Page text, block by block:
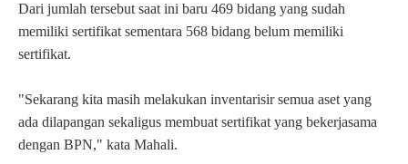
Dari jumlah tersebut saat ini baru 469 bidang yang sudah
memiliki sertifikat sementara 568 bidang belum memiliki
sertifikat.
"Sekarang kita masih melakukan inventarisir semua aset yang
ada dilapangan sekaligus membuat sertifikat yang bekerjasama
dengan BPN," kata Mahali.